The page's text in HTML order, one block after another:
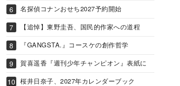
名探偵コナンおせち2027予約開始
【追悼】東野圭吾、国民的作家への道程
『GANGSTA.』コースケの創作哲学
賀喜遥香『週刊少年チャンピオン』表紙に
桜井日奈子、2027年カレンダーブック